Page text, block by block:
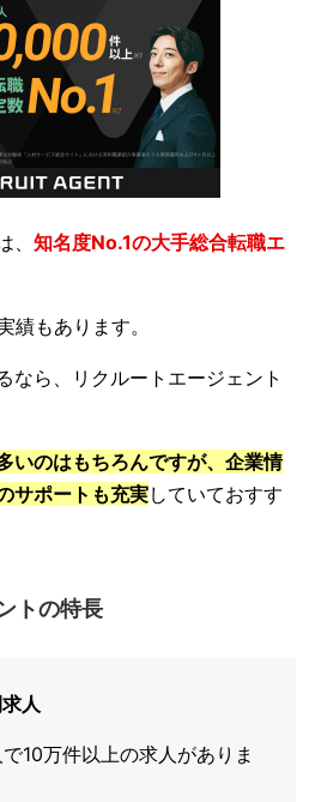
、 知名度No.1の大手総合転職エ
績もあります。
なら、リクルートエージェント
いのはもちろんですが、企業情
サポートも充実していておすす
トの特長
人
10万件以上の求人がありま